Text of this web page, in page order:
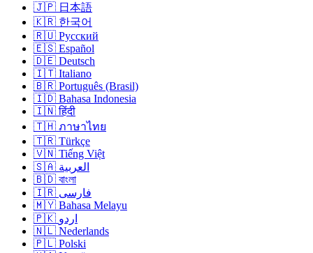
🇯🇵 日本語
🇰🇷 한국어
🇷🇺 Русский
🇪🇸 Español
🇩🇪 Deutsch
🇮🇹 Italiano
🇧🇷 Português (Brasil)
🇮🇩 Bahasa Indonesia
🇮🇳 हिंदी
🇹🇭 ภาษาไทย
🇹🇷 Türkçe
🇻🇳 Tiếng Việt
🇸🇦 العربية
🇧🇩 বাংলা
🇮🇷 فارسی
🇲🇾 Bahasa Melayu
🇵🇰 اردو
🇳🇱 Nederlands
🇵🇱 Polski